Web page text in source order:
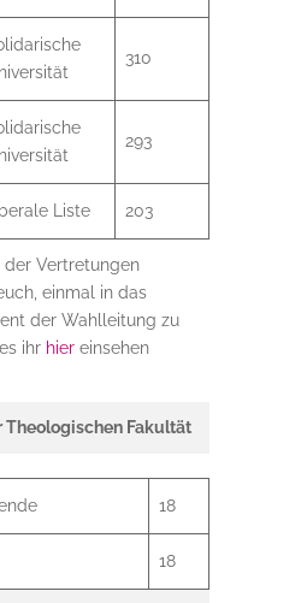
310
293
Liste 203
der Vertretungen
einmal in das
der Wahlleitung zu
ihr hiereinsehen
Theologischen Fakultät
18
18